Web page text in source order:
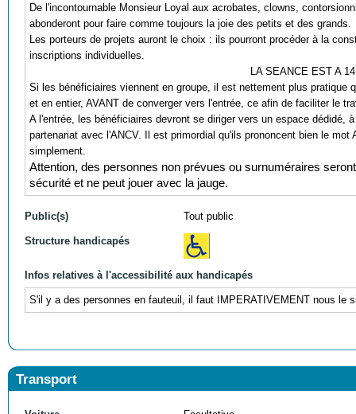
De l'incontournable Monsieur Loyal aux acrobates, clowns,
abonderont pour faire comme toujours la joie des petits et des grands.
Les porteurs de projets auront le choix : ils pourront procéder à la
inscriptions individuelles.
LA SEANCE EST A
Si les bénéficiaires viennent en groupe, il est nettement plus pratique
et en entier, AVANT de converger vers l'entrée, ce afin de faciliter le
A l'entrée, les bénéficiaires devront se diriger vers un espace dédidé,
partenariat avec l'ANCV. Il est primordial qu'ils prononcent bien le mot
simplement.
Attention, des personnes non prévues ou surnuméraires
sécurité et ne peut jouer avec la jauge.
Public(s) Tout public
Structure handicapés
Infos relatives à l'accessibilité aux handicapés
S'il y a des personnes en fauteuil, il faut IMPERATIVEMENT nous le
Transport